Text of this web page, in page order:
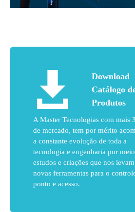
Download
Catálogo
Produtos
A Master Tecnologias com mais
de mercado, tem por mérito
a constante evolução de toda a
tecnologia e engenharia por
estudos e criações que nos
novas ferramentas para o
ponto e acesso.